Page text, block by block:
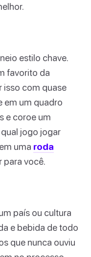
estilo chave.
favorito da
isso com quase
em um quadro
e coroe um
jogo jogar
uma roda
para você.
país ou cultura
e bebida de todo
que nunca ouviu